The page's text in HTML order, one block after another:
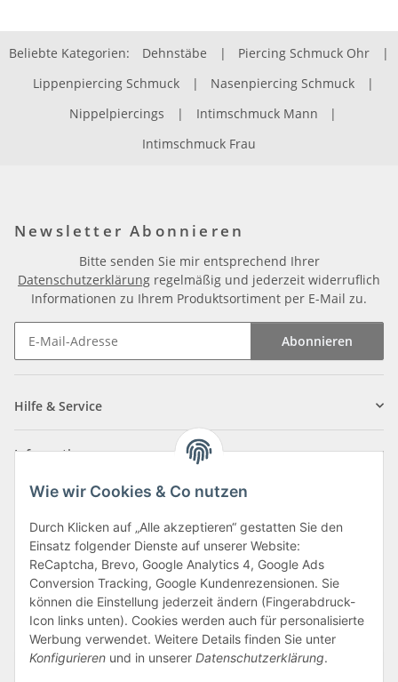
Wie wir Cookies & Co nutzen
Durch Klicken auf „Alle akzeptieren“ gestatten Sie den
Einsatz folgender Dienste auf unserer Website:
ReCaptcha, Brevo, Google Analytics 4, Google Ads
Conversion Tracking, Google Kundenrezensionen. Sie
können die Einstellung jederzeit ändern (Fingerabdruck-
Icon links unten). Cookies werden auch für personalisierte
Werbung verwendet. Weitere Details finden Sie unter
Konfigurieren und in unserer Datenschutzerklärung.
Beliebte Kategorien: Dehnstäbe | Piercing Schmuck Ohr
|
Lippenpiercing Schmuck
| Nasenpiercing Schmuck
|
Nippelpiercings
| Intimschmuck Mann
|
Intimschmuck Frau
Newsletter Abonnieren
Bitte senden Sie mir entsprechend Ihrer
Datenschutzerklärung regelmäßig und jederzeit widerruflich
Informationen zu Ihrem Produktsortiment per E-Mail zu.
Abonnieren
Hilfe & Service
Informationen
Zahlungsarten
Vertrag widerrufen